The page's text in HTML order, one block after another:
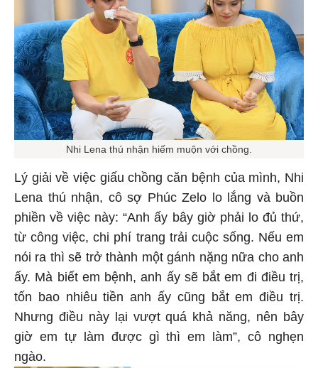
Nhi Lena thú nhận hiếm muộn với chồng.
Lý giải về việc giấu chồng căn bệnh của mình, Nhi
Lena thú nhận, cô sợ Phúc Zelo lo lắng và buồn
phiền về việc này: “Anh ấy bây giờ phải lo đủ thứ,
từ công việc, chi phí trang trải cuộc sống. Nếu em
nói ra thì sẽ trở thành một gánh nặng nữa cho anh
ấy. Mà biết em bệnh, anh ấy sẽ bắt em đi điều trị,
tốn bao nhiêu tiền anh ấy cũng bắt em điều trị.
Nhưng điều này lại vượt quá khả năng, nên bây
giờ em tự làm được gì thì em làm”, cô nghẹn
ngào.